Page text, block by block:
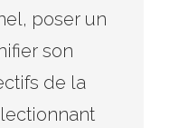
poser un
son
de la